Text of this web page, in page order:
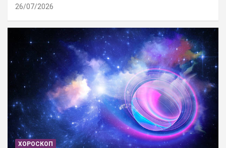
26/07/2026
ХОРОСКОП